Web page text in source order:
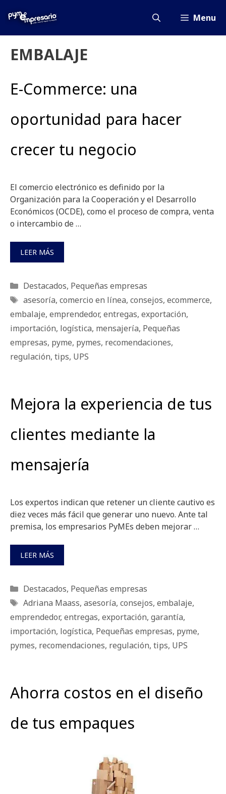
Menu
EMBALAJE
E-Commerce: una
oportunidad para hacer
crecer tu negocio
El comercio electrónico es definido por la
Organización para la Cooperación y el Desarrollo
Económicos (OCDE), como el proceso de compra, venta
o intercambio de …
LEER MÁS
Categorías
Destacados, Pequeñas empresas
Etiquetas
asesoría, comercio en línea, consejos, ecommerce,
embalaje, emprendedor, entregas, exportación,
importación, logística, mensajería, Pequeñas
empresas, pyme, pymes, recomendaciones,
regulación, tips, UPS
Mejora la experiencia de tus
clientes mediante la
mensajería
Los expertos indican que retener un cliente cautivo es
diez veces más fácil que generar uno nuevo. Ante tal
premisa, los empresarios PyMEs deben mejorar …
LEER MÁS
Categorías
Destacados, Pequeñas empresas
Etiquetas
Adriana Maass, asesoría, consejos, embalaje,
emprendedor, entregas, exportación, garantía,
importación, logística, Pequeñas empresas, pyme,
pymes, recomendaciones, regulación, tips, UPS
Ahorra costos en el diseño
de tus empaques